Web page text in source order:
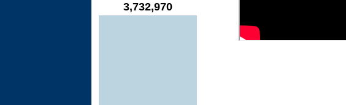
3,732,970